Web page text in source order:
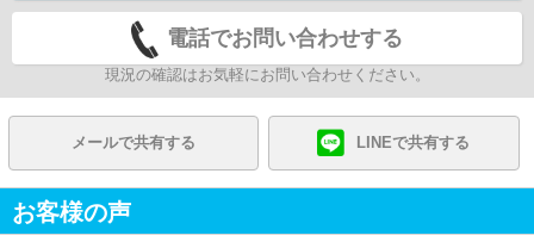
電話でお問い合わせする
現況の確認はお気軽にお問い合わせください。
メールで共有する LINEで共有する
お客様の声